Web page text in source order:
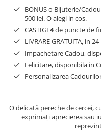
BONUS o Bijuterie/
500 lei. O alegi in cos.
CASTIGI 4de puncte de
LIVRARE GRATUITA, in
Impachetare Cadou,
Felicitare, disponibila in
Personalizarea
O delicată pereche de cercei,
exprimaţi aprecierea sau